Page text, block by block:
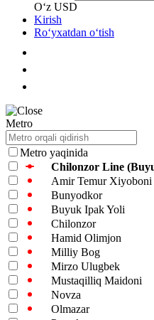
Oʻz USD
Kirish
Roʻyxatdan oʻtish
Metro
Metro yaqinida
Chilonzor Line
Amir Temur Xiyoboni
Bunyodkor
Buyuk Ipak Yoli
Chilonzor
Hamid Olimjon
Milliy Bog
Mirzo Ulugbek
Mustaqilliq Maidoni
Novza
Olmazar